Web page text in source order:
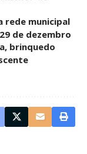
rede municipal
de dezembro
brinquedo